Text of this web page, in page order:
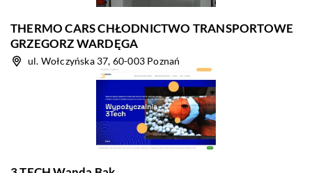
THERMO CARS CHŁODNICTWO TRANSPORTOWE
GRZEGORZ WARDĘGA
ul. Wołczyńska 37, 60-003 Poznań